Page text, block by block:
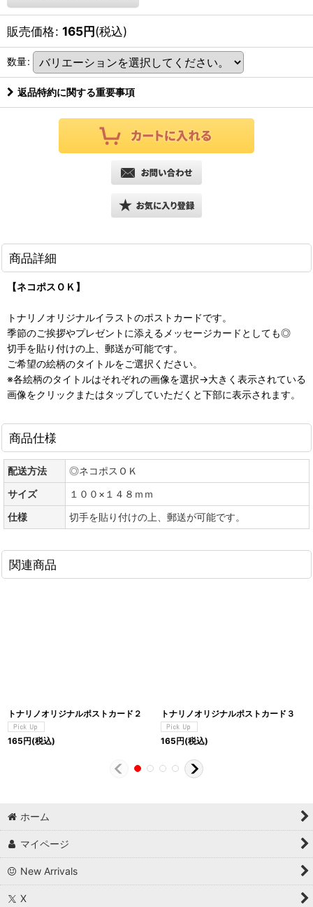
販売価格: 165円(税込)
数量:
返品特約に関する重要事項
商品詳細
【ネコポスＯＫ】
トナリノオリジナルイラストのポストカードです。
季節のご挨拶やプレゼントに添えるメッセージカードとしても◎
切手を貼り付けの上、郵送が可能です。
ご希望の絵柄のタイトルをご選択ください。
※各絵柄のタイトルはそれぞれの画像を選択→大きく表示されている
画像をクリックまたはタップしていただくと下部に表示されます。
商品仕様
配送方法
◎ネコポスＯＫ
サイズ
１００×１４８ｍｍ
仕様
切手を貼り付けの上、郵送が可能です。
関連商品
トナリノオリジナルポストカード２
165円(税込)
トナリノオリジナルポストカード３
165円(税込)
ホーム
マイページ
New Arrivals
X